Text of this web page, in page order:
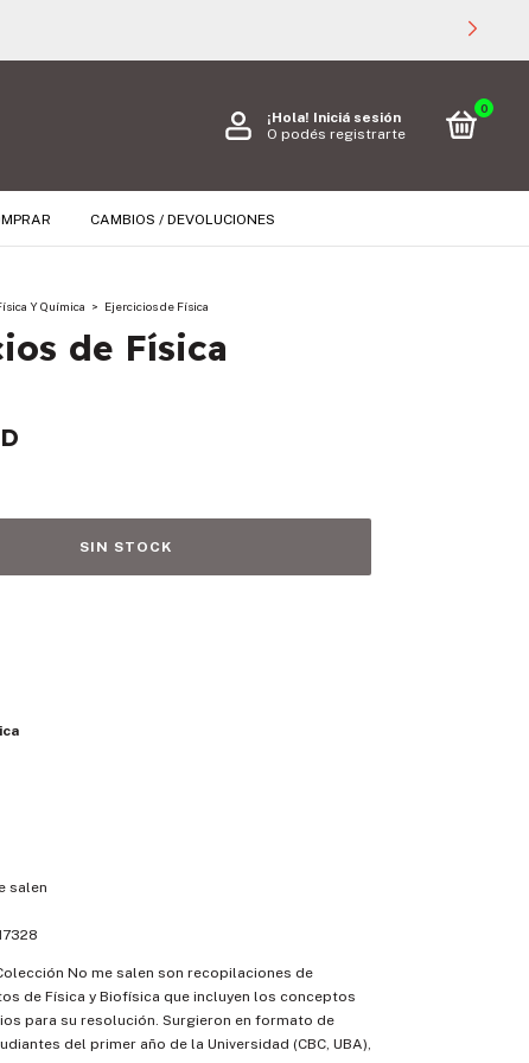
¡Hola! Iniciá sesión
O podés registrarte
0
CAMBIOS / DEVOLUCIONES
Y Química > Ejercicios de Física
de Física
salen
No me salen son recopilaciones de
de Física y Biofísica que incluyen los conceptos
para su resolución. Surgieron en formato de
del primer año de la Universidad (CBC, UBA),